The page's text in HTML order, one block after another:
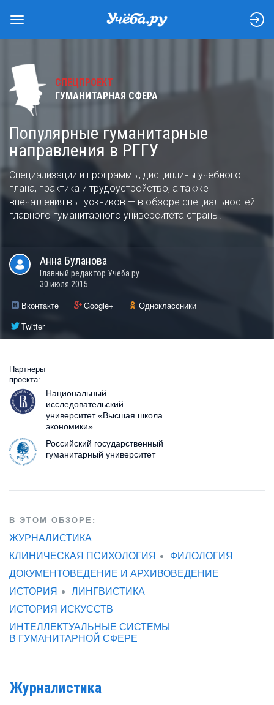
СПЕЦПРОЕКТ
ГУМАНИТАРНАЯ СФЕРА
Популярные гуманитарные
направления в РГГУ
Специализации и программы, дисциплины учебного
плана, практика и трудоустройство, а также
впечатления выпускников — в обзоре специальностей
главного гуманитарного университета страны.
Анна Буланова
Главный редактор Учеба.ру
30 июля 2015
Вконтакте Google+
Одноклассники
Twitter
Партнеры
проекта:
Национальный
исследовательский
университет «Высшая школа
экономики»
Российский государственный
гуманитарный университет
В ЭТОМ ОБЗОРЕ:
ЖУРНАЛИСТИКА
КЛИНИЧЕСКАЯ ПСИХОЛОГИЯ
ФИЛОЛОГИЯ
ДОКУМЕНТОВЕДЕНИЕ И АРХИВОВЕДЕНИЕ
ИСТОРИЯ
ЛИНГВИСТИКА
ИСТОРИЯ ИСКУССТВ
ИНТЕЛЛЕКТУАЛЬНЫЕ СИСТЕМЫ
В ГУМАНИТАРНОЙ СФЕРЕ
Журналистика